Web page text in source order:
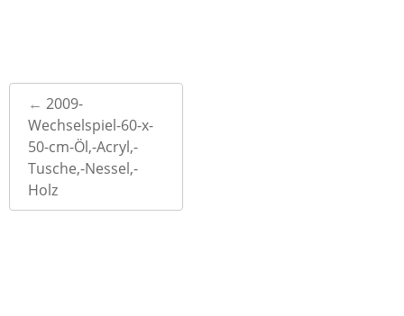
Post
navigation
← 2009-
Wechselspiel-60-x-
50-cm-Öl,-Acryl,-
Tusche,-Nessel,-
Holz